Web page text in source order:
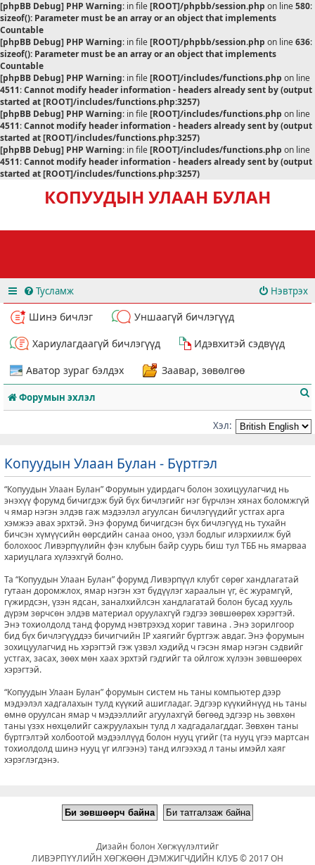
[phpBB Debug] PHP Warning: in file[ROOT]/phpbb/session.php on line580:
sizeof(): Parameter must be an array or an object that implements
Countable
[phpBB Debug] PHP Warning: in file[ROOT]/phpbb/session.php on line636:
sizeof(): Parameter must be an array or an object that implements
Countable
[phpBB Debug] PHP Warning: in file[ROOT]/includes/functions.php on line
4511:Cannot modify header information - headers already sent by (output
started at [ROOT]/includes/functions.php:3257)
[phpBB Debug] PHP Warning: in file[ROOT]/includes/functions.php on line
4511:Cannot modify header information - headers already sent by (output
started at [ROOT]/includes/functions.php:3257)
[phpBB Debug] PHP Warning: in file[ROOT]/includes/functions.php on line
4511:Cannot modify header information - headers already sent by (output
started at [ROOT]/includes/functions.php:3257)
КОПУУДЫН УЛААН БУЛАН
Тусламж Нэвтрэх
Шинэ бичлэг
Уншаагүй бичлэгүүд
Хариулагдаагүй бичлэгүүд
Идэвхитэй сэдвүүд
Аватор зураг бэлдэх
Заавар, зөвөлгөө
Форумын эхлэл
а
Хэл:
Копуудын Улаан Булан - Бүртгэл
“Копуудын Улаан Булан” Форумын удирдагч болон зохицуулагчид нь
энэхүү форумд бичигдэж буй бүх бичлэгийг нэг бүрчлэн хянах боломжгүй
ч ямар нэгэн элдэв гаж мэдээлэл агуулсан бичлэгүүдийг устгах арга
хэмжээ авах эрхтэй. Энэ форумд бичигдсэн бүх бичлэгүүд нь тухайн
бичсэн хүмүүсийн өөрсдийн санаа оноо, үзэл бодлыг илэрхиилж буй
болохоос Ливэрпүүлийн фэн клубын байр суурь биш тул ТББ нь ямарваа
хариуцлага хүлээхгүй болно.
Та “Копуудын Улаан Булан” форумд Ливэрпүүл клубт сөрөг хандлагатай
гутаан доромжлох, ямар нэгэн хэт бүдүүлэг хараалын үг, ёс журамгүй,
гүжирдсэн, үзэн ядсан, заналхийлсэн хандлагатай болон бусад хууль
дүрэм зөрчсөн элдэв материал оруулахгүй гэдгээ зөвшөөрөх хэрэгтэй.
Энэ тохиолдолд танд форумд нэвтрэхэд хориг тавина . Энэ зорилгоор
бид бүх бичлэгүүддээ бичигчийн IP хаягийг бүртгэж авдаг. Энэ форумын
зохицуулагчид нь хэрэгтэй гэж үзвэл хэдийд ч гэсэн ямар нэгэн сэдвийг
устгах, засах, зөөх мөн хаах эрхтэй гэдгийг та ойлгож хүлээн зөвшөөрөх
хэрэгтэй.
“Копуудын Улаан Булан” форумын систем нь таны компьютер дээр
мэдээлэл хадгалахын тулд күүкий ашигладаг. Эдгээр күүкийнүүд нь таны
өмнө оруулсан ямар ч мэдээллийг агуулахгүй бөгөөд эдгээр нь зөвхөн
таны үзэх нөхцөлийг сажруулахын тулд л хадгадалагддаг. Зөвхөн таны
бүртгэлтэй холбоотой мэдээллүүд болон нууц үгийг (та нууц үгээ мартсан
тохиолдолд шинэ нууц үг илгээнэ) танд илгээхэд л таны имэйл хаяг
хэрэглэгдэнэ.
Дизайн болон Хөгжүүлэлтийг
ЛИВЭРПҮҮЛИЙН ХӨГЖӨӨН ДЭМЖИГЧДИЙН КЛУБ © 2017 ОН